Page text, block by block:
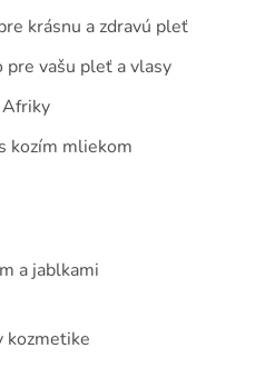
krásnu a zdravú pleť
vašu pleť a vlasy
Afriky
kozím mliekom
a jablkami
kozmetike